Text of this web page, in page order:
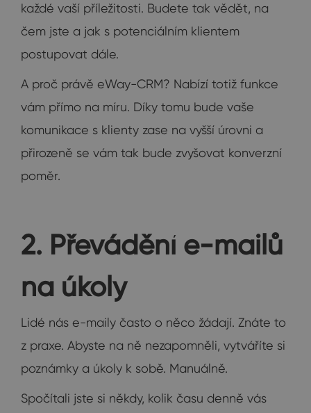
každé vaší příležitosti. Budete tak vědět, na
čem jste a jak s potenciálním klientem
postupovat dále.
A proč právě eWay-CRM? Nabízí totiž funkce
vám přímo na míru. Díky tomu bude vaše
komunikace s klienty zase na vyšší úrovni a
přirozeně se vám tak bude zvyšovat konverzní
poměr.
2. Převádění e-mailů
na úkoly
Lidé nás e-maily často o něco žádají. Znáte to
z praxe. Abyste na ně nezapomněli, vytváříte si
poznámky a úkoly k sobě. Manuálně.
Spočítali jste si někdy, kolik času denně vás